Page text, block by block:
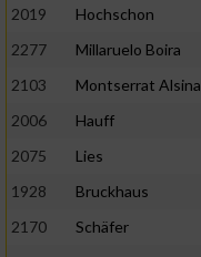
2019
Hochschon
2277
Millaruelo Boira
2103
Montserrat Alsina
2006
Hauff
2075
Lies
1928
Bruckhaus
2170
Schäfer